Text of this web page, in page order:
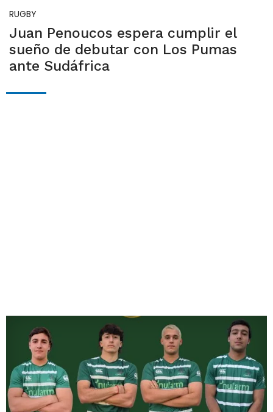
RUGBY
Juan Penoucos espera cumplir el
sueño de debutar con Los Pumas
ante Sudáfrica